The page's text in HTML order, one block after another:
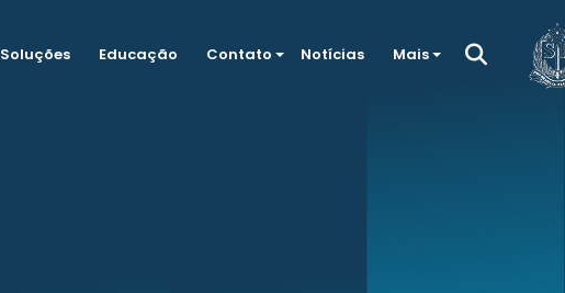
Soluções Educação Contato Notícias Mais